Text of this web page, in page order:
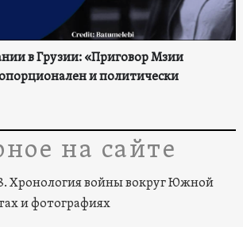
в Грузии: «Приговор Мзии
и политически
на сайте
Хронология войны вокруг Южной
и фотографиях